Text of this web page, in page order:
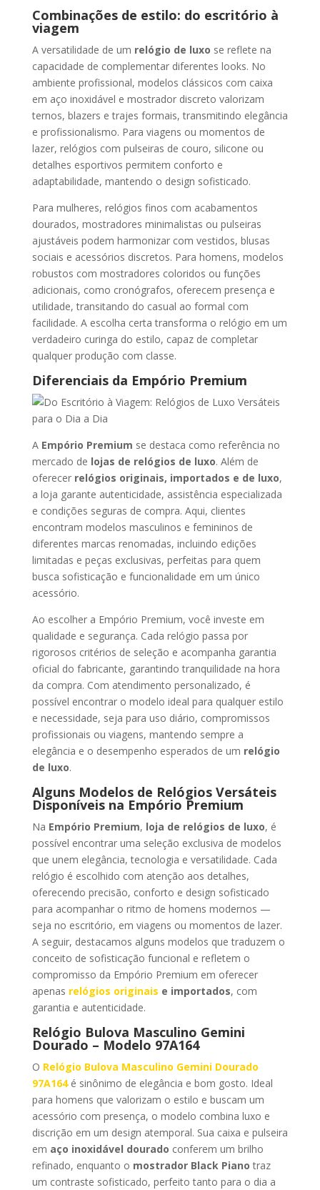
Combinações de estilo: do escritório à
viagem
A versatilidade de um relógio de luxo se reflete na
capacidade de complementar diferentes looks. No
ambiente profissional, modelos clássicos com caixa
em aço inoxidável e mostrador discreto valorizam
ternos, blazers e trajes formais, transmitindo elegância
e profissionalismo. Para viagens ou momentos de
lazer, relógios com pulseiras de couro, silicone ou
detalhes esportivos permitem conforto e
adaptabilidade, mantendo o design sofisticado.
Para mulheres, relógios finos com acabamentos
dourados, mostradores minimalistas ou pulseiras
ajustáveis podem harmonizar com vestidos, blusas
sociais e acessórios discretos. Para homens, modelos
robustos com mostradores coloridos ou funções
adicionais, como cronógrafos, oferecem presença e
utilidade, transitando do casual ao formal com
facilidade. A escolha certa transforma o relógio em um
verdadeiro curinga do estilo, capaz de completar
qualquer produção com classe.
Diferenciais da Empório Premium
A Empório Premium se destaca como referência no
mercado de lojas de relógios de luxo. Além de
oferecer relógios originais, importados e de luxo,
a loja garante autenticidade, assistência especializada
e condições seguras de compra. Aqui, clientes
encontram modelos masculinos e femininos de
diferentes marcas renomadas, incluindo edições
limitadas e peças exclusivas, perfeitas para quem
busca sofisticação e funcionalidade em um único
acessório.
Ao escolher a Empório Premium, você investe em
qualidade e segurança. Cada relógio passa por
rigorosos critérios de seleção e acompanha garantia
oficial do fabricante, garantindo tranquilidade na hora
da compra. Com atendimento personalizado, é
possível encontrar o modelo ideal para qualquer estilo
e necessidade, seja para uso diário, compromissos
profissionais ou viagens, mantendo sempre a
elegância e o desempenho esperados de um relógio
de luxo.
Alguns Modelos de Relógios Versáteis
Disponíveis na Empório Premium
Na Empório Premium, loja de relógios de luxo, é
possível encontrar uma seleção exclusiva de modelos
que unem elegância, tecnologia e versatilidade. Cada
relógio é escolhido com atenção aos detalhes,
oferecendo precisão, conforto e design sofisticado
para acompanhar o ritmo de homens modernos —
seja no escritório, em viagens ou momentos de lazer.
A seguir, destacamos alguns modelos que traduzem o
conceito de sofisticação funcional e refletem o
compromisso da Empório Premium em oferecer
apenas relógios originais e importados, com
garantia e autenticidade.
Relógio Bulova Masculino Gemini
Dourado – Modelo 97A164
O Relógio Bulova Masculino Gemini Dourado
97A164é sinônimo de elegância e bom gosto. Ideal
para homens que valorizam o estilo e buscam um
acessório com presença, o modelo combina luxo e
discrição em um design atemporal. Sua caixa e pulseira
em aço inoxidável dourado conferem um brilho
refinado, enquanto o mostrador Black Piano traz
um contraste sofisticado, perfeito tanto para o dia a